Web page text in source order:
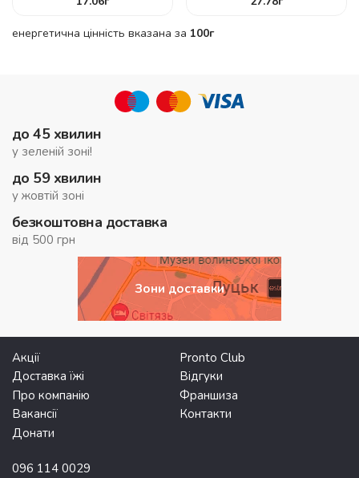
енергетична цінність вказана за 100г
до 45 хвилин
у зеленій зоні!
до 59 хвилин
у жовтій зоні
безкоштовна доставка
від 500 грн
Зони доставки
Акції
Pronto Club
Доставка їжі
Відгуки
Про компанію
Франшиза
Вакансії
Контакти
Донати
096 114 0029